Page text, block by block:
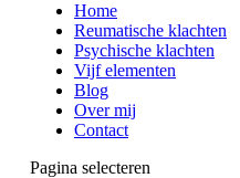
Home
Reumatische klachten
Psychische klachten
Vijf elementen
Blog
Over mij
Contact
Pagina selecteren